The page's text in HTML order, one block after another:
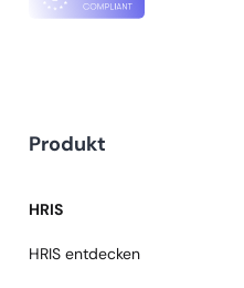
Produkt
HRIS
HRIS entdecken